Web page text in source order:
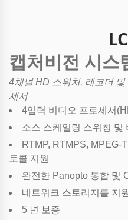
캡처비전 시스
4채널 HD 스위처, 레코더
세서
4입력 비디오 프로세서
소스 스케일링 스위칭 및
RTMP, RTMPS, MPEG-
토콜 지원
완전한 Panopto 통합 및
네트워크 스토리지를 지
5 년 보증